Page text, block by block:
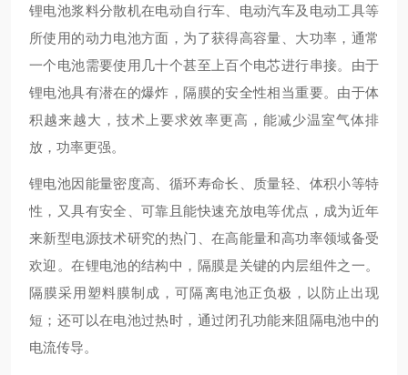
锂电池浆料分散机在电动自行车、电动汽车及电动工具等
所使用的动力电池方面，为了获得高容量、大功率，通常
一个电池需要使用几十个甚至上百个电芯进行串接。由于
锂电池具有潜在的爆炸，隔膜的安全性相当重要。由于体
积越来越大，技术上要求效率更高，能减少温室气体排
放，功率更强。
锂电池因能量密度高、循环寿命长、质量轻、体积小等特
性，又具有安全、可靠且能快速充放电等优点，成为近年
来新型电源技术研究的热门、在高能量和高功率领域备受
欢迎。在锂电池的结构中，隔膜是关键的内层组件之一。
隔膜采用塑料膜制成，可隔离电池正负极，以防止出现
短；还可以在电池过热时，通过闭孔功能来阻隔电池中的
电流传导。